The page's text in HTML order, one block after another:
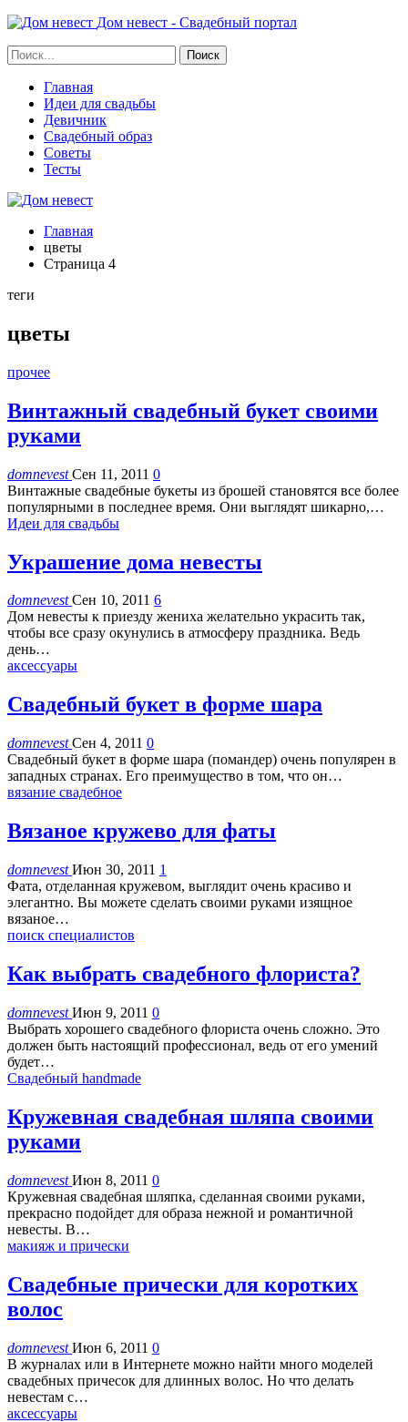
Дом невест - Свадебный портал
Главная
Идеи для свадьбы
Девичник
Свадебный образ
Советы
Тесты
Главная
цветы
Страница 4
теги
цветы
прочее
Винтажный свадебный букет своими
руками
domnevestСен 11, 2011 0
Винтажные свадебные букеты из брошей становятся все более
популярными в последнее время. Они выглядят шикарно,…
Идеи для свадьбы
Украшение дома невесты
domnevestСен 10, 2011 6
Дом невесты к приезду жениха желательно украсить так,
чтобы все сразу окунулись в атмосферу праздника. Ведь
день…
аксессуары
Свадебный букет в форме шара
domnevestСен 4, 2011 0
Свадебный букет в форме шара (помандер) очень популярен в
западных странах. Его преимущество в том, что он…
вязание свадебное
Вязаное кружево для фаты
domnevestИюн 30, 2011 1
Фата, отделанная кружевом, выглядит очень красиво и
элегантно. Вы можете сделать своими руками изящное
вязаное…
поиск специалистов
Как выбрать свадебного флориста?
domnevestИюн 9, 2011 0
Выбрать хорошего свадебного флориста очень сложно. Это
должен быть настоящий профессионал, ведь от его умений
будет…
Свадебный handmade
Кружевная свадебная шляпа своими
руками
domnevestИюн 8, 2011 0
Кружевная свадебная шляпка, сделанная своими руками,
прекрасно подойдет для образа нежной и романтичной
невесты. В…
макияж и прически
Свадебные прически для коротких
волос
domnevestИюн 6, 2011 0
В журналах или в Интернете можно найти много моделей
свадебных причесок для длинных волос. Но что делать
невестам с…
аксессуары